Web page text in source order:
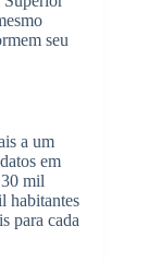
seu
a um
em
mil
habitantes
para cada